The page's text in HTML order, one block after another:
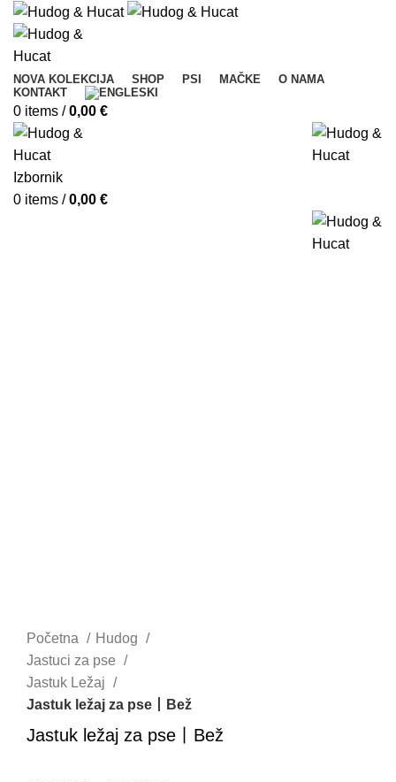
NOVA KOLEKCIJA SHOP PSI MAČKE
O NAMA
KONTAKT
0 items / 0,00 €
Izbornik
0 items / 0,00 €
Početna
Hudog
Jastuci za pse
Jastuk Ležaj
Jastuk ležaj za pse丨Bež
Jastuk ležaj za pse丨Bež